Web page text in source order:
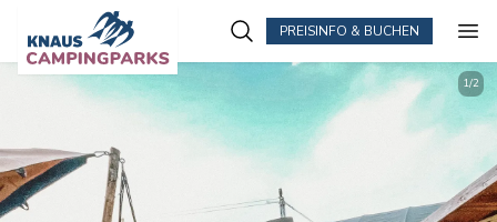
Zum Hauptinhalt springen
PREISINFO & BUCHEN
1/2